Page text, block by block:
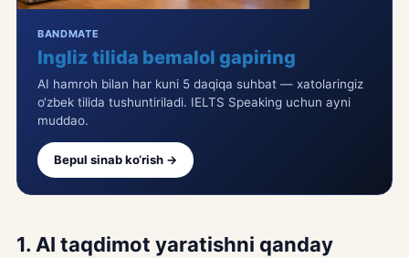
BANDMATE
Ingliz tilida bemalol gapiring
AI hamroh bilan har kuni 5 daqiqa suhbat — xatolaringiz
o‘zbek tilida tushuntiriladi. IELTS Speaking uchun ayni
muddao.
Bepul sinab ko‘rish →
1. AI taqdimot yaratishni qanday